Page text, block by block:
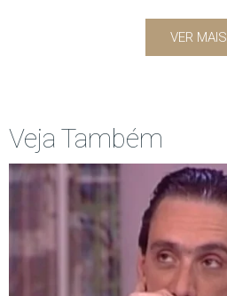
VER MAIS
Veja Também